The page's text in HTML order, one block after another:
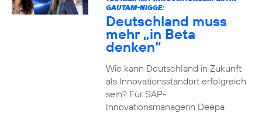
GAUTAM-NIGGE:
Deutschland muss
mehr „in Beta
denken“
Wie kann Deutschland in Zukunft
als Innovationsstandort erfolgreich
sein? Für SAP-
Innovationsmanagerin Deepa